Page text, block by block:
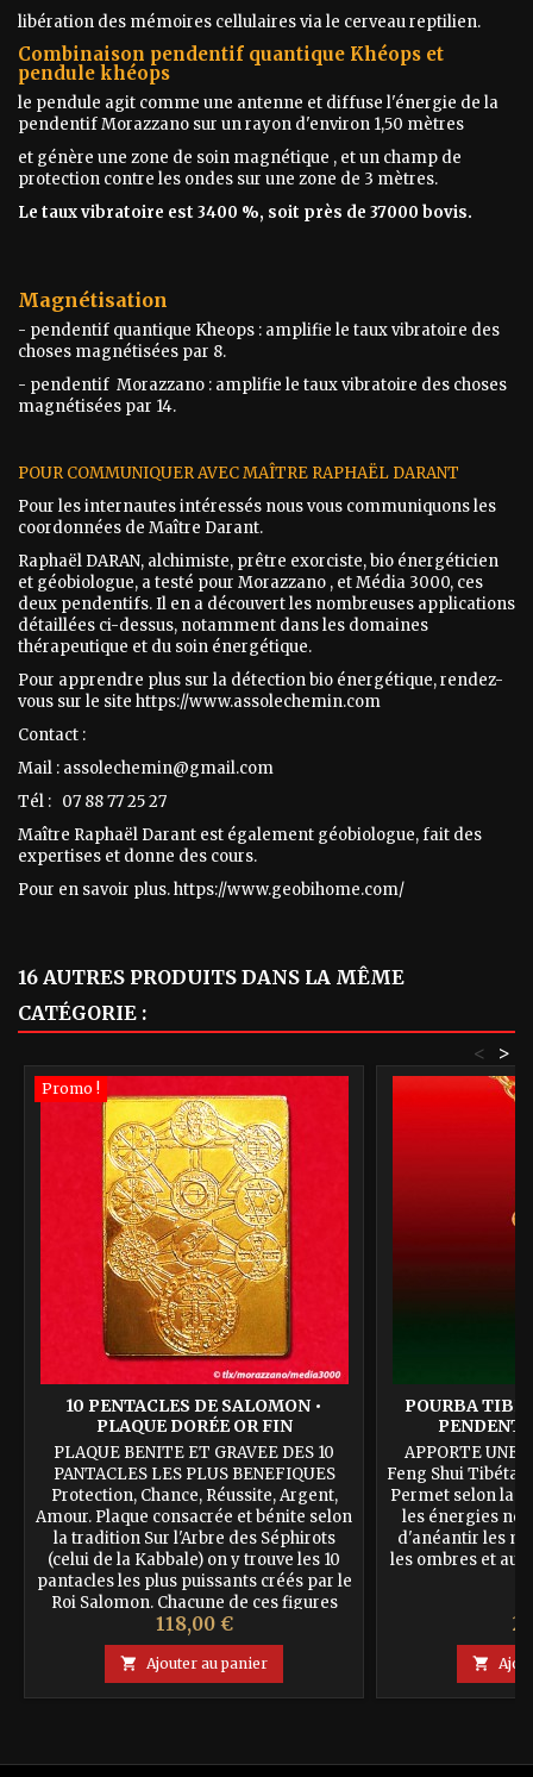
libération des mémoires cellulaires via le cerveau reptilien.
Combinaison pendentif quantique Khéops et
pendule khéops
le pendule agit comme une antenne et diffuse l'énergie de la
pendentif Morazzano sur un rayon d'environ 1,50 mètres
et génère une zone de soin magnétique , et un champ de
protection contre les ondes sur une zone de 3 mètres.
Le taux vibratoire est 3400 %, soit près de 37000 bovis.
Magnétisation
- pendentif quantique Kheops : amplifie le taux vibratoire des
choses magnétisées par 8.
- pendentif Morazzano : amplifie le taux vibratoire des choses
magnétisées par 14.
POUR COMMUNIQUER AVEC MAÎTRE RAPHAËL DARANT
Pour les internautes intéressés nous vous communiquons les
coordonnées de Maître Darant.
Raphaël DARAN, alchimiste, prêtre exorciste, bio énergéticien
et géobiologue, a testé pour Morazzano , et Média 3000, ces
deux pendentifs. Il en a découvert les nombreuses applications
détaillées ci-dessus, notamment dans les domaines
thérapeutique et du soin énergétique.
Pour apprendre plus sur la détection bio énergétique, rendez-
vous sur le site https://www.assolechemin.com
Contact :
Mail : assolechemin@gmail.com
Tél : 07 88 77 25 27
Maître Raphaël Darant est également géobiologue, fait des
expertises et donne des cours.
Pour en savoir plus. https://www.geobihome.com/
16 AUTRES PRODUITS DANS LA MÊME
CATÉGORIE :
>
<
Promo !
10 PENTACLES DE SALOMON •
PLAQUE DORÉE OR FIN
PLAQUE BENITE ET GRAVEE DES 10
PANTACLES LES PLUS BENEFIQUES
Protection, Chance, Réussite, Argent,
Amour. Plaque consacrée et bénite selon
la tradition Sur l'Arbre des Séphirots
(celui de la Kabbale) on y trouve les 10
pantacles les plus puissants créés par le
Roi Salomon. Chacune de ces figures
magiques provient des fameuses
Clavicules de Salomon, et...
Prix
118,00 €
 Ajouter au panier
POURBA
APPORTE UNE
Feng Shui
Permet selon la
les énergies
d'anéantir les
les ombres et
